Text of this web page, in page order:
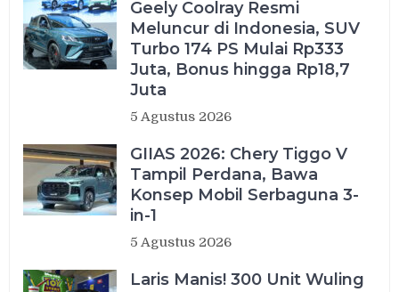
Geely Coolray Resmi
Meluncur di Indonesia, SUV
Turbo 174 PS Mulai Rp333
Juta, Bonus hingga Rp18,7
Juta
5 Agustus 2026
GIIAS 2026: Chery Tiggo V
Tampil Perdana, Bawa
Konsep Mobil Serbaguna 3-
in-1
5 Agustus 2026
Laris Manis! 300 Unit Wuling